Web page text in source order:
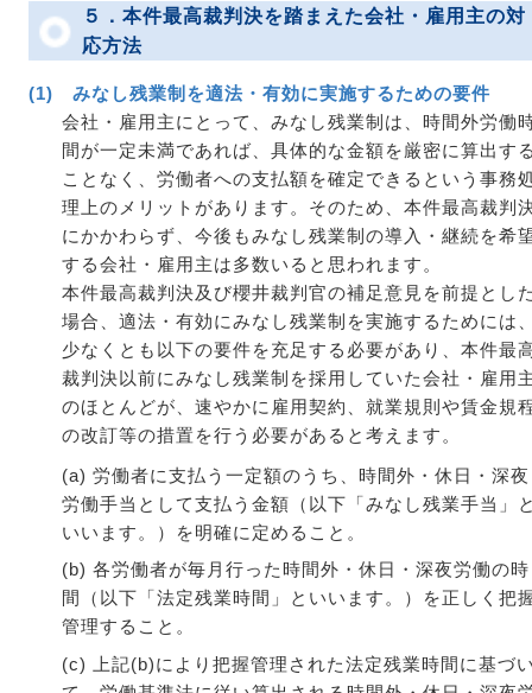
５．本件最高裁判決を踏まえた会社・雇用主の対
応方法
(1) みなし残業制を適法・有効に実施するための要件
会社・雇用主にとって、みなし残業制は、時間外労働
間が一定未満であれば、具体的な金額を厳密に算出す
ことなく、労働者への支払額を確定できるという事務
理上のメリットがあります。そのため、本件最高裁判
にかかわらず、今後もみなし残業制の導入・継続を希
する会社・雇用主は多数いると思われます。
本件最高裁判決及び櫻井裁判官の補足意見を前提とし
場合、適法・有効にみなし残業制を実施するためには
少なくとも以下の要件を充足する必要があり、本件最
裁判決以前にみなし残業制を採用していた会社・雇用
のほとんどが、速やかに雇用契約、就業規則や賃金規
の改訂等の措置を行う必要があると考えます。
(a) 労働者に支払う一定額のうち、時間外・休日・深夜
労働手当として支払う金額（以下「みなし残業手当」
いいます。）を明確に定めること。
(b) 各労働者が毎月行った時間外・休日・深夜労働の時
間（以下「法定残業時間」といいます。）を正しく把
管理すること。
(c) 上記(b)により把握管理された法定残業時間に基づ